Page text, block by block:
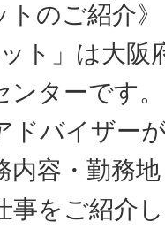
トのご紹介》
ト」は大阪
ンターです
ドバイザー
内容・勤務
事をご紹介